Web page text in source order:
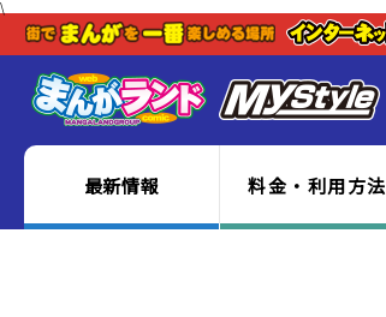
\
最新情報 料金・利用方法